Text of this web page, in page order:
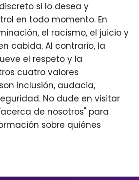
si lo desea y
en todo momento. En
el racismo, el juicio y
cabida. Al contrario, la
el respeto y la
cuatro valores
inclusión, audacia,
No dude en visitar
de nosotros" para
sobre quiénes